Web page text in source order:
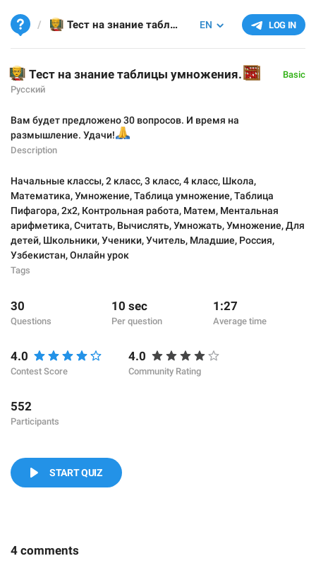
LOG IN
EN
Тест на знание таблицы умножения.
Тест на знание таблицы умножения.
🧮
Русский
Basic
Вам будет предложено 30 вопросов. И время на
размышление. Удачи!
🙏
Description
Начальные классы,2 класс,3 класс,4 класс, Школа,
Математика,Умножение,Таблица умножение,Таблица
Пифагора,2х2, Контрольная работа, Матем, Ментальная
арифметика,Считать, Вычислять,Умножать,Умножение,Для
детей, Школьники,Ученики,Учитель, Младшие, Россия,
Узбекистан,Онлайн урок
Tags
30
Questions
10 sec
Per question
1:27
Average time
4.0
Contest Score
4.0
Community Rating
552
Participants
START QUIZ
4 comments